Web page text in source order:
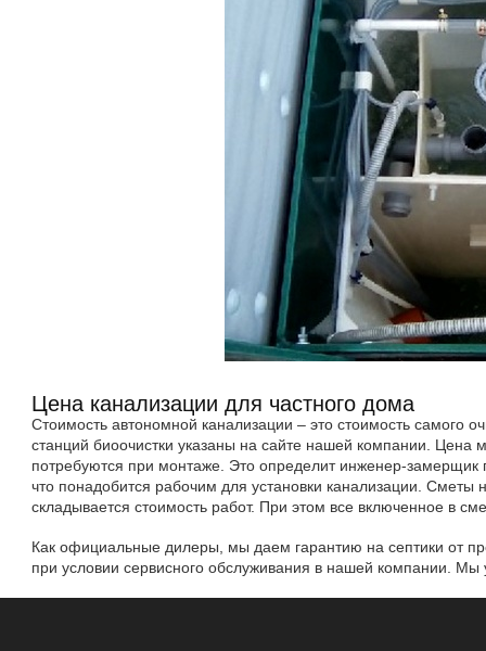
Цена канализации для частного дома
Стоимость автономной канализации – это стоимость самого
станций биоочистки указаны на сайте нашей компании. Цена
потребуются при монтаже. Это определит инженер-
что понадобится рабочим для установки канализации.
складывается стоимость работ. При этом все включенное в
Как официальные дилеры, мы даем гарантию на септики от
при условии сервисного обслуживания в нашей компании.